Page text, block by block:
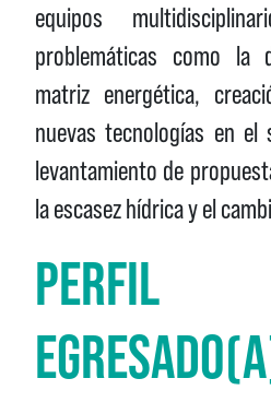
equipos
problemáticas como la
matriz energética,
nuevas tecnologías en
levantamiento de
la escasez hídrica y el